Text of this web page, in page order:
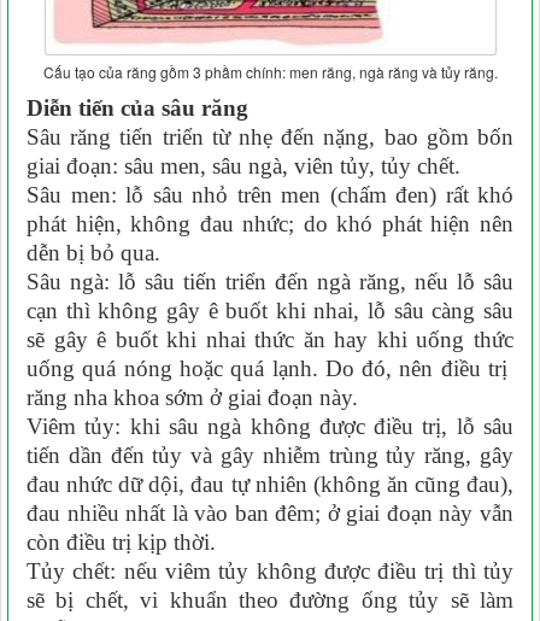
Cấu tạo của răng gồm 3 phầm chính: men răng, ngà răng và tủy răng.
Diễn tiến của sâu răng
Sâu răng tiến triển từ nhẹ đến nặng, bao gồm bốn
giai đoạn: sâu men, sâu ngà, viên tủy, tủy chết.
Sâu men: lỗ sâu nhỏ trên men (chấm đen) rất khó
phát hiện, không đau nhức; do khó phát hiện nên
dễn bị bỏ qua.
Sâu ngà: lỗ sâu tiến triển đến ngà răng, nếu lỗ sâu
cạn thì không gây ê buốt khi nhai, lỗ sâu càng sâu
sẽ gây ê buốt khi nhai thức ăn hay khi uống thức
uống quá nóng hoặc quá lạnh. Do đó, nên điều trị
răng nha khoa sớm ở giai đoạn này.
Viêm tủy: khi sâu ngà không được điều trị, lỗ sâu
tiến dần đến tủy và gây nhiễm trùng tủy răng, gây
đau nhức dữ dội, đau tự nhiên (không ăn cũng đau),
đau nhiều nhất là vào ban đêm; ở giai đoạn này vẫn
còn điều trị kịp thời.
Tủy chết: nếu viêm tủy không được điều trị thì tủy
sẽ bị chết, vi khuẩn theo đường ống tủy sẽ làm